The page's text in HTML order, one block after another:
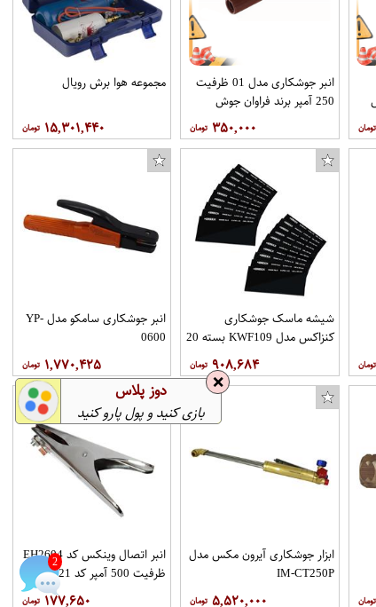
انبر جوشکاری مدل 01 ظرفیت
250 آمپر برند فراوان جوش
۳۵۰,۰۰۰
مجموعه هوا برش رویال
۱۵,۳۰۱,۴۴۰
شیشه ماسک جوشکاری
کنزاکس مدل KWF109 بسته 20
۹۰۸,۶۸۴
انبر جوشکاری سامکو مدل YP-
0600
۱,۷۷۰,۴۲۵
ابزار جوشکاری آیرون مکس مدل
IM-CT250P
۵,۵۲۰,۰۰۰
انبر اتصال وینکس کد EH2604
ظرفیت 500 آمپر کد 21
۱۷۷,۶۵۰
2
❌ دوز پلاس
بازی کنید و پول پارو کنید